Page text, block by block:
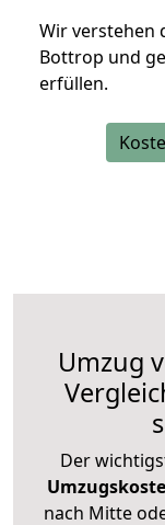
Wir verstehen
Bottrop und
erfüllen.
Umzug
Der
nach Mitte